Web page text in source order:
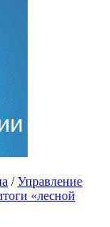
/ Управление
«лесной